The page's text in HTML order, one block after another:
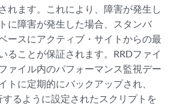
れます。これにより、障害が発生し
に障害が発生した場合、スタンバ
ースにアクティブ・サイトからの最
ることが保証されます。RRDファイ
ァイル内のパフォーマンス監視デー
トに定期的にバックアップされ、
るように設定されたスクリプトを